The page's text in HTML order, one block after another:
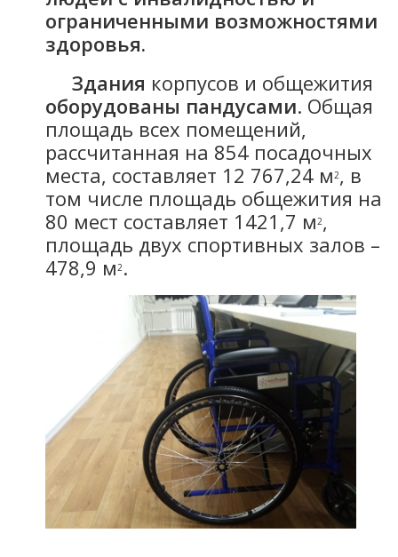
ограниченными возможностями
здоровья.
Здания корпусов и общежития
оборудованы пандусами. Общая
площадь всех помещений,
рассчитанная на 854 посадочных
места, составляет 12 767,24 м2, в
том числе площадь общежития на
80 мест составляет 1421,7 м2,
площадь двух спортивных залов –
478,9 м2.